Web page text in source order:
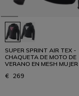
SUPER SPRINT AIR TEX -
CHAQUETA DE MOTO DE
VERANO EN MESH MUJER
€ 269